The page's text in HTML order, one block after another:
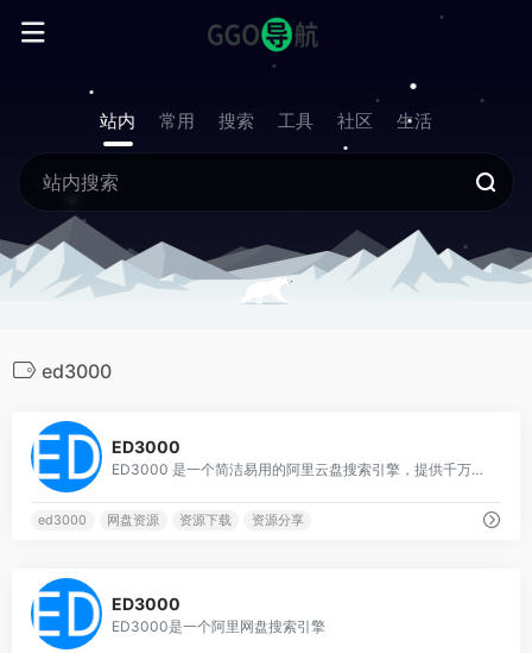
站内 常用 搜索 工具 社区 生活
ed3000
ED3000
ED3000 是一个简洁易用的阿里云盘搜索引擎，提供千万怀旧资源及最新热门的网盘资源，涵盖考研、电影、动漫、视频、图书、软件、文档、音乐等多种类型。
ed3000 网盘资源 资源下载 资源分享
ED3000
ED3000是一个阿里网盘搜索引擎